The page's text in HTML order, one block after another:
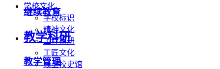
学校文化
学校标识
精神文化
工程相册
工匠文化
线上校史馆
继续教育
教学科研
教学管理